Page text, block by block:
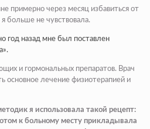
примерно через месяц избавиться от
больше не чувствовала.
год назад мне был поставлен
и гормональных препаратов. Врач
основное лечение физиотерапией и
я использовала такой рецепт:
к больному месту прикладывала